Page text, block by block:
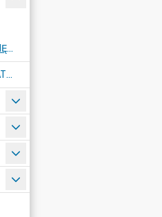
WYKAZ ŻŁOBKÓW I KLUBÓW DZIECIĘCYCH
PODSTAWOWA KWOTA DOTACJI I STATYSTYCZNA LICZBA UCZNIÓW